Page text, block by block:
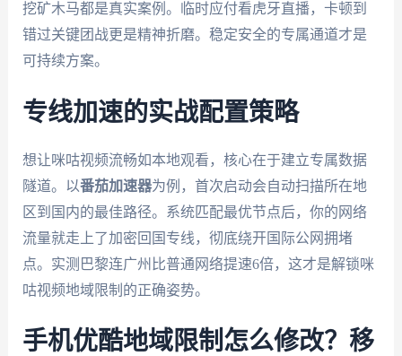
挖矿木马都是真实案例。临时应付看虎牙直播，卡顿到
错过关键团战更是精神折磨。稳定安全的专属通道才是
可持续方案。
专线加速的实战配置策略
想让咪咕视频流畅如本地观看，核心在于建立专属数据
隧道。以番茄加速器为例，首次启动会自动扫描所在地
区到国内的最佳路径。系统匹配最优节点后，你的网络
流量就走上了加密回国专线，彻底绕开国际公网拥堵
点。实测巴黎连广州比普通网络提速6倍，这才是解锁咪
咕视频地域限制的正确姿势。
手机优酷地域限制怎么修改？移